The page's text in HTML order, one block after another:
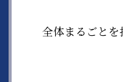
全体まるごとを